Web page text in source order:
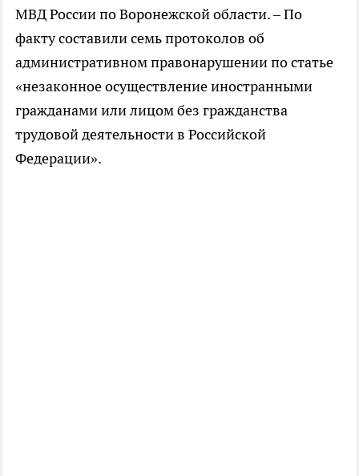
МВД России по Воронежской области. – По
факту составили семь протоколов об
административном правонарушении по статье
«незаконное осуществление иностранными
гражданами или лицом без гражданства
трудовой деятельности в Российской
Федерации».